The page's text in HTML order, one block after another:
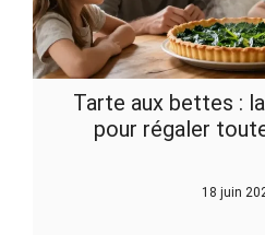
Tarte aux bettes :
pour régaler
18 juin